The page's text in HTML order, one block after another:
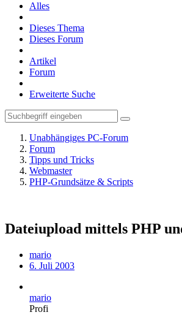
Alles
Dieses Thema
Dieses Forum
Artikel
Forum
Erweiterte Suche
Unabhängiges PC-Forum
Forum
Tipps und Tricks
Webmaster
PHP-Grundsätze & Scripts
Dateiupload mittels PHP
mario
6. Juli 2003
mario
Profi